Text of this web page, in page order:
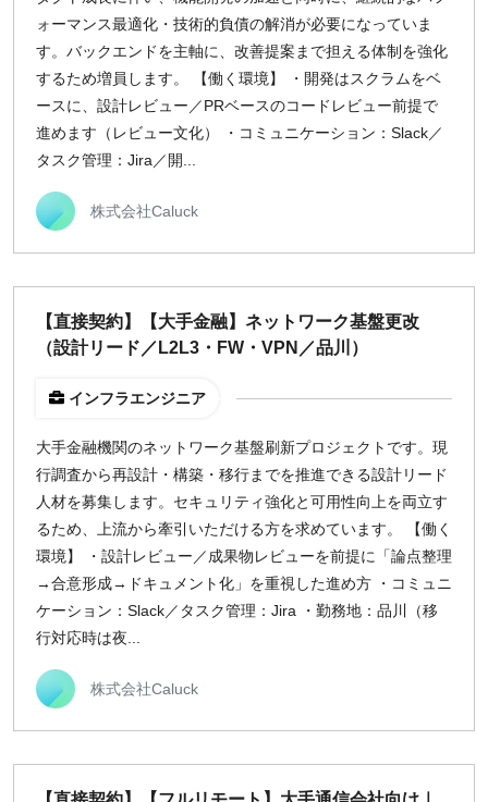
ォーマンス最適化・技術的負債の解消が必要になっていま
す。バックエンドを主軸に、改善提案まで担える体制を強化
するため増員します。 【働く環境】 ・開発はスクラムをベ
ースに、設計レビュー／PRベースのコードレビュー前提で
進めます（レビュー文化） ・コミュニケーション：Slack／
タスク管理：Jira／開...
株式会社Caluck
【直接契約】【大手金融】ネットワーク基盤更改
（設計リード／L2L3・FW・VPN／品川）
インフラエンジニア
大手金融機関のネットワーク基盤刷新プロジェクトです。現
行調査から再設計・構築・移行までを推進できる設計リード
人材を募集します。セキュリティ強化と可用性向上を両立す
るため、上流から牽引いただける方を求めています。 【働く
環境】 ・設計レビュー／成果物レビューを前提に「論点整理
→合意形成→ドキュメント化」を重視した進め方 ・コミュニ
ケーション：Slack／タスク管理：Jira ・勤務地：品川（移
行対応時は夜...
株式会社Caluck